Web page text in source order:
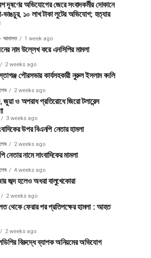
দূষণের অভিযোগের জেরে সংবাদকর্মীর দোকানে
ভাঙচুর, ১০ লাখ টাকা লুটের অভিযোগ; হত্যার
আদালত 1 week ago
নাম উল্লেখ করে এনসিপির মামলা
2 weeks ago
পৌরসভার কার্যসহকারী নুরুল ইসলাম বদলি
2 weeks ago
জুয়া ও অপরাধ প্রতিরোধে জিরো টলারেন্স
3 weeks ago
উপর বিএনপি নেতার হামলা
2 weeks ago
নেতার নামে সাংবাদিকের মামলা
4 weeks ago
জব্দ হলেও অধরা বালুখেকোরা
2 weeks ago
থেকে ফেরার পর প্রতিপক্ষের হামলা : আহত
2 weeks ago
বিরুদ্ধে ব্যাপক অনিয়মের অভিযোগ